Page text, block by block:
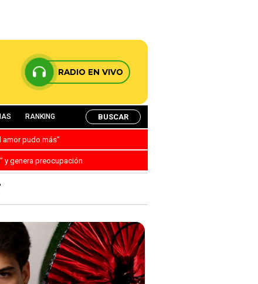
RADIO EN VIVO
RANKING BUSCAR
amor pudo más”
y genera preocupación